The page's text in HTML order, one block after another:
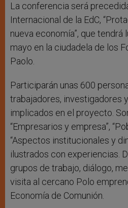
La conferencia será
Internacional de la EdC,
nueva economía”, que tendrá
mayo en la ciudadela de los
Paolo.
Participarán unas 600
trabajadores, investigadores
implicados en el proyecto.
“Empresarios y empresa”,
“Aspectos institucionales y
ilustrados con experiencias.
grupos de trabajo, diálogo,
visita al cercano Polo
Economía de Comunión.